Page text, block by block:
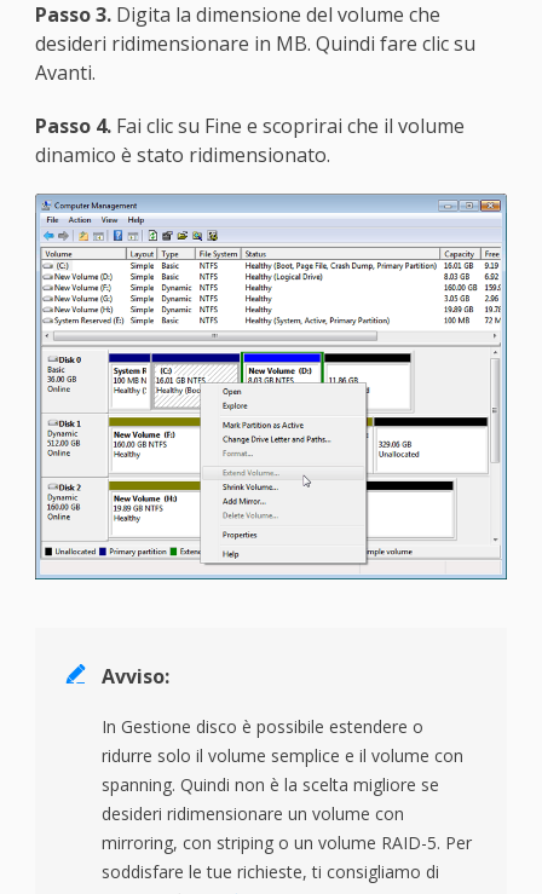
Passo 3.Digita la dimensione del volume che
desideri ridimensionare in MB. Quindi fare clic su
Avanti.
Passo 4.Fai clic su Fine e scoprirai che il volume
dinamico è stato ridimensionato.
 Avviso:
In Gestione disco è possibile estendere o
ridurre solo il volume semplice e il volume con
spanning. Quindi non è la scelta migliore se
desideri ridimensionare un volume con
mirroring, con striping o un volume RAID-5. Per
soddisfare le tue richieste, ti consigliamo di